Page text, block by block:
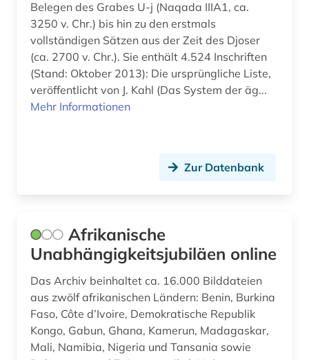
suez-kanal (1)
südafrika (7)
südamerika (2)
südasien (3)
technik (1)
terrorismus (1)
terroristische vereinigung (1)
Belegen des Grabes U-j (Naqada IIIA1, ca.
3250 v. Chr.) bis hin zu den erstmals
vollständigen Sätzen aus der Zeit des Djoser
(ca. 2700 v. Chr.). Sie enthält 4.524 Inschriften
(Stand: Oktober 2013): Die ursprüngliche Liste,
veröffentlicht von J. Kahl (Das System der äg...
Mehr Informationen
Zur Datenbank
Afrikanische
Unabhängigkeitsjubiläen online
Das Archiv beinhaltet ca. 16.000 Bilddateien
aus zwölf afrikanischen Ländern: Benin, Burkina
Faso, Côte d’Ivoire, Demokratische Republik
Kongo, Gabun, Ghana, Kamerun, Madagaskar,
Mali, Namibia, Nigeria und Tansania sowie